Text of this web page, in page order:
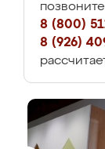
8 (800)
8 (926)